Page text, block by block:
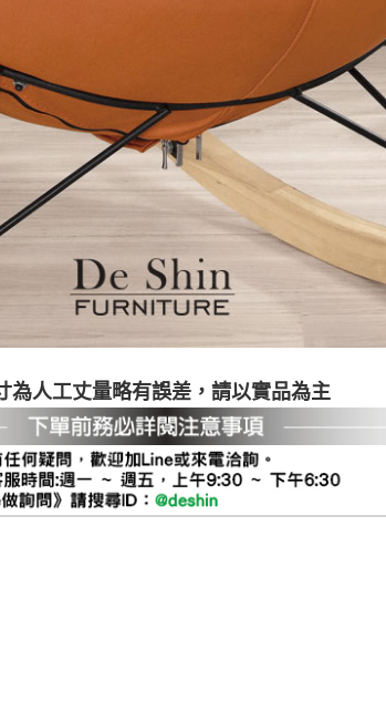
為人工丈量略有誤差，請以實品為主
般快速到貨商品，無法指定特定時間送達，司
貴時間。
不可抗力情事，而危及運送人員輸送之安全，
時段，並送至百貨公司卸貨區為限，恕無法送
地請清潔隊回收,免付費清運專線：0800-085-
當地請清潔隊回收,免付費清運專線：0800-